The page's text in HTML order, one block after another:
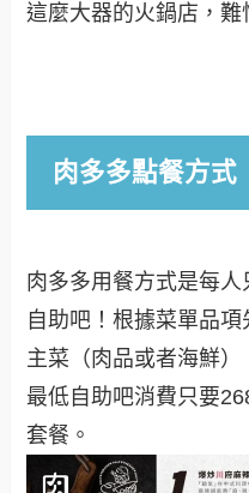
這麼大器的火鍋店，難
肉多多點餐方式
肉多多用餐方式是每
自助吧！根據菜單品
主菜（肉品或者海鮮）
最低自助吧消費只要
套餐。